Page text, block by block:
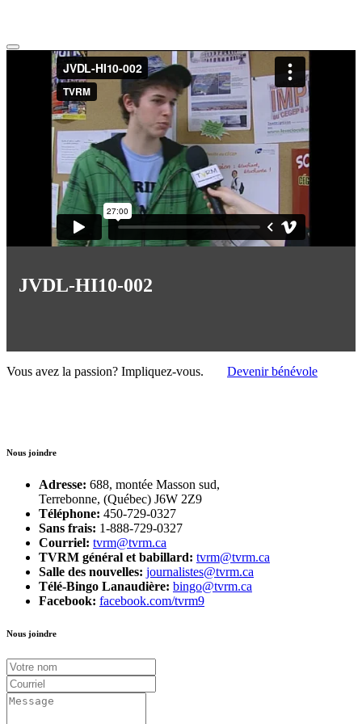
JVDL-HI10-002
Vous avez la passion? Impliquez-vous. Devenir bénévole
Nous joindre
Adresse: 688, montée Masson sud,
Terrebonne, (Québec) J6W 2Z9
Téléphone: 450-729-0327
Sans frais: 1-888-729-0327
Courriel: tvrm@tvrm.ca
TVRM général et babillard: tvrm@tvrm.ca
Salle des nouvelles: journalistes@tvrm.ca
Télé-Bingo Lanaudière: bingo@tvrm.ca
Facebook: facebook.com/tvrm9
Nous joindre